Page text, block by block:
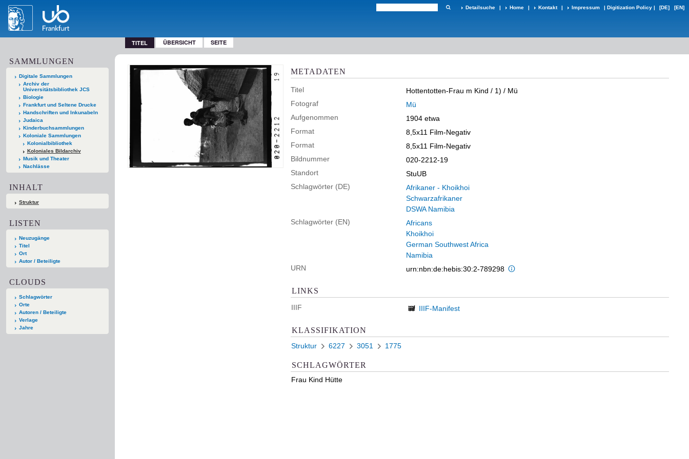
Detailsuche | Home | Kontakt | Impressum | Digitization Policy | [DE] [EN]
TITEL ÜBERSICHT SEITE
SAMMLUNGEN
Digitale Sammlungen
Archiv der
Universitätsbibliothek JCS
Biologie
Frankfurt und Seltene Drucke
Handschriften und Inkunabeln
Judaica
Kinderbuchsammlungen
Koloniale Sammlungen
Kolonialbibliothek
Koloniales Bildarchiv
Musik und Theater
Nachlässe
INHALT
Struktur
LISTEN
Neuzugänge
Titel
Ort
Autor / Beteiligte
CLOUDS
Schlagwörter
Orte
Autoren / Beteiligte
Verlage
Jahre
METADATEN
Titel
Hottentotten-Frau m Kind / 1) / Mü
Fotograf
Mü
Aufgenommen
1904 etwa
Format
8,5x11 Film-Negativ
Format
8,5x11 Film-Negativ
Bildnummer
020-2212-19
Standort
StuUB
Schlagwörter (DE)
Afrikaner - Khoikhoi
Schwarzafrikaner
DSWA Namibia
Schlagwörter (EN)
Africans
Khoikhoi
German Southwest Africa
Namibia
URN
urn:nbn:de:hebis:30:2-789298
LINKS
IIIF IIIF-Manifest
KLASSIFIKATION
Struktur 6227 3051 1775
SCHLAGWÖRTER
Frau Kind Hütte